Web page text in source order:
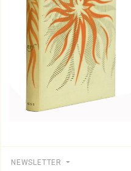
NEWSLETTER